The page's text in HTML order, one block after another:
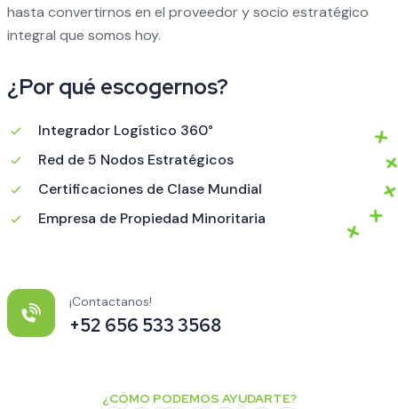
hasta convertirnos en el proveedor y socio estratégico
integral que somos hoy.
¿Por qué escogernos?
Integrador Logístico 360°
Red de 5 Nodos Estratégicos
Certificaciones de Clase Mundial
Empresa de Propiedad Minoritaria
¡Contactanos!
+52 656 533 3568
¿CÓMO PODEMOS AYUDARTE?